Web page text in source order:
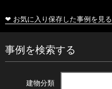
❤ お気に入り保存した事例を見る
事例を検索する
建物分類